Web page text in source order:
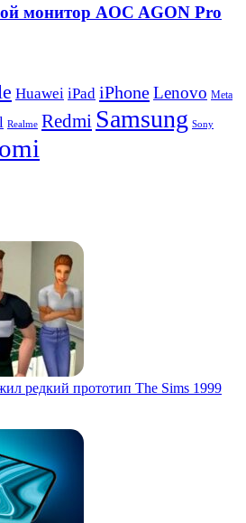
монитор AOC AGON Pro
Huawei iPad iPhoneLenovo Meta
Realme Redmi Samsung Sony
редкий прототип The Sims 1999